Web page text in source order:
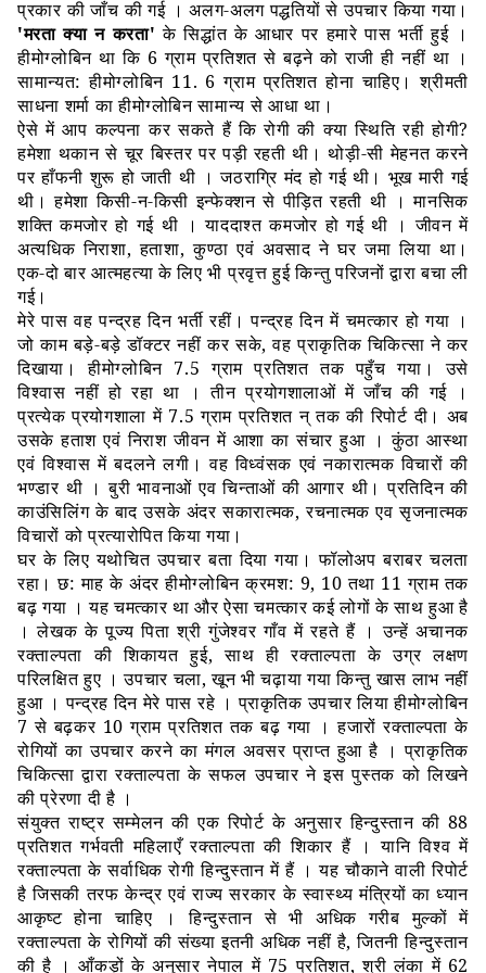
प्रकार की जाँच की गई । अलग-अलग पद्धतियों से उपचार किया गया।
'मरता क्या न करता' के सिद्धांत के आधार पर हमारे पास भर्ती हुई ।
हीमोग्लोबिन था कि 6ग्राम प्रतिशत से बढ़ने को राजी ही नहीं था ।
सामान्यत:हीमोग्लोबिन 11. 6ग्राम प्रतिशत होना चाहिए। श्रीमती
साधना शर्मा का हीमोग्लोबिन सामान्य से आधा था।
ऐसे में आप कल्पना कर सकते हैं कि रोगी की क्या स्थिति रही होगी?
हमेशा थकान से चूर बिस्तर पर पड़ी रहती थी। थोड़ी-सी मेहनत करने
पर हाँफनी शुरू हो जाती थी । जठराग्रि मंद हो गई थी। भूख मारी गई
थी। हमेशा किसी-न-किसी इन्फेक्शन से पीड़ित रहती थी । मानसिक
शक्ति कमजोर हो गई थी । याददाश्त कमजोर हो गई थी । जीवन में
अत्यधिक निराशा,हताशा,कुण्ठा एवं अवसाद ने घर जमा लिया था।
एक-दो बार आत्महत्या के लिए भी प्रवृत्त हुई किन्तु परिजनों द्वारा बचा ली
गई।
मेरे पास वह पन्द्रह दिन भर्ती रहीं। पन्द्रह दिन में चमत्कार हो गया ।
जो काम बड़े-बड़े डॉक्टर नहीं कर सके,वह प्राकृतिक चिकित्सा ने कर
दिखाया। हीमोग्लोबिन7.5ग्राम प्रतिशत तक पहुँच गया। उसे
विश्वास नहीं हो रहा था । तीन प्रयोगशालाओं में जाँच की गई ।
प्रत्येक प्रयोगशाला में7.5ग्राम प्रतिशत न् तक की रिपोर्ट दी। अब
उसके हताश एवं निराश जीवन में आशा का संचार हुआ । कुंठा आस्था
एवं विश्वास में बदलने लगी। वह विध्वंसक एवं नकारात्मक विचारों की
भण्डार थी । बुरी भावनाओं एव चिन्ताओं की आगार थी। प्रतिदिन की
काउंसिलिंग के बाद उसके अंदर सकारात्मक,रचनात्मक एव सृजनात्मक
विचारों को प्रत्यारोपित किया गया।
घर के लिए यथोचित उपचार बता दिया गया। फॉलोअप बराबर चलता
रहा। छ:माह के अंदर हीमोग्लोबिन क्रमश: 9, 10तथा 11ग्राम तक
बढ़ गया । यह चमत्कार था और ऐसा चमत्कार कई लोगों के साथ हुआ है
। लेखक के पूज्य पिता श्री गुंजेश्वर गाँव में रहते हैं । उन्हें अचानक
रक्ताल्पता की शिकायत हुई,साथ ही रक्ताल्पता के उग्र लक्षण
परिलक्षित हुए । उपचार चला,खून भी चढ़ाया गया किन्तु खास लाभ नहीं
हुआ । पन्द्रह दिन मेरे पास रहे । प्राकृतिक उपचार लिया हीमोग्लोबिन
7से बढ़कर10ग्राम प्रतिशत तक बढ़ गया । हजारों रक्ताल्पता के
रोगियों का उपचार करने का मंगल अवसर प्राप्त हुआ है । प्राकृतिक
चिकित्सा द्वारा रक्ताल्पता के सफल उपचार ने इस पुस्तक को लिखने
की प्रेरणा दी है ।
संयुक्त राष्ट्र सम्मेलन की एक रिपोर्ट के अनुसार हिन्दुस्तान की 88
प्रतिशत गर्भवती महिलाएँ रक्ताल्पता की शिकार हैं । यानि विश्व में
रक्ताल्पता के सर्वाधिक रोगी हिन्दुस्तान में हैं । यह चौकाने वाली रिपोर्ट
है जिसकी तरफ केन्द्र एवं राज्य सरकार के स्वास्थ्य मंत्रियों का ध्यान
आकृष्ट होना चाहिए । हिन्दुस्तान से भी अधिक गरीब मुल्कों में
रक्ताल्पता के रोगियों की संख्या इतनी अधिक नहीं है,जितनी हिन्दुस्तान
की है । आँकड़ों के अनुसार नेपाल में75प्रतिशत,श्री लंका में62